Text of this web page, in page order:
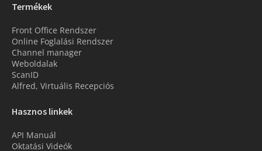
Termékek
Front Office Rendszer
Online Foglalási Rendszer
Channel manager
Weboldalak
ScanID
Alfred, Virtuális Recepciós
Hasznos linkek
API Manuál
Oktatási Videók